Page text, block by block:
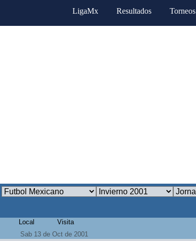
LigaMx Resultados Torneos
Local Visita
Sab 13 de Oct de 2001